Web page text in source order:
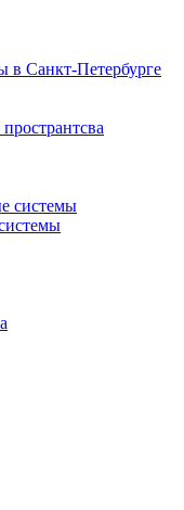
в Санкт-Петербурге
системы